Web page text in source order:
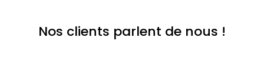
Nos clients parlent de nous !